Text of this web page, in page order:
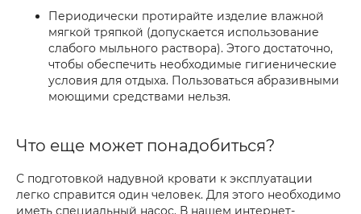
Периодически протирайте изделие влажной
мягкой тряпкой (допускается использование
слабого мыльного раствора). Этого достаточно,
чтобы обеспечить необходимые гигиенические
условия для отдыха. Пользоваться абразивными
моющими средствами нельзя.
Что еще может понадобиться?
С подготовкой надувной кровати к эксплуатации
легко справится один человек. Для этого необходимо
иметь специальный насос. В нашем интернет-